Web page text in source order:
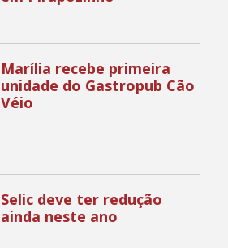
Marília recebe primeira
unidade do Gastropub Cão
Véio
Selic deve ter redução
ainda neste ano